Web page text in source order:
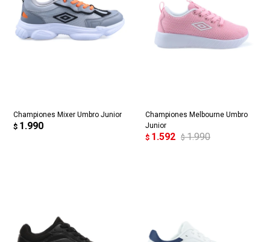
Championes Mixer Umbro Junior
$ 1.990
Championes Melbourne Umbro
Junior
$ 1.592 $ 1.990